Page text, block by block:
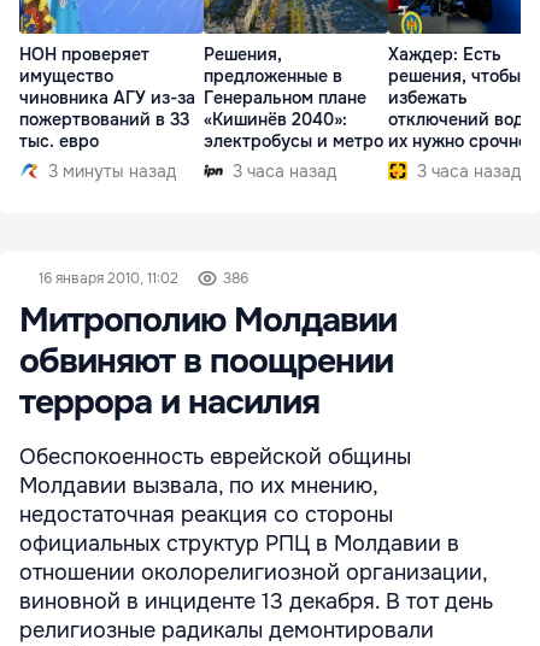
НОН проверяет
имущество
чиновника АГУ из-за
пожертвований в 33
тыс. евро
3 минуты назад
Решения,
предложенные в
Генеральном плане
«Кишинёв 2040»:
электробусы и метро
3 часа назад
Хаждер: Есть
решения, чтобы
избежать
отключений
их нужно срочно
внедрить
3 часа назад
16 января 2010, 11:02 386
Митрополию Молдавии
обвиняют в поощрении
террора и насилия
Обеспокоенность еврейской общины
Молдавии вызвала, по их мнению,
недостаточная реакция со стороны
официальных структур РПЦ в Молдавии в
отношении околорелигиозной организации,
виновной в инциденте 13 декабря. В тот день
религиозные радикалы демонтировали